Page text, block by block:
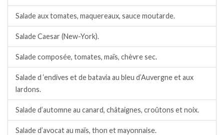
Salade aux tomates, maquereaux, sauce moutarde.
Salade Caesar (New-York).
Salade composée, tomates, maïs, chèvre sec.
Salade d ‘endives et de batavia au bleu d’Auvergne et aux
lardons.
Salade d’automne au canard, châtaignes, croûtons et noix.
Salade d’avocat au maïs, thon et mayonnaise.